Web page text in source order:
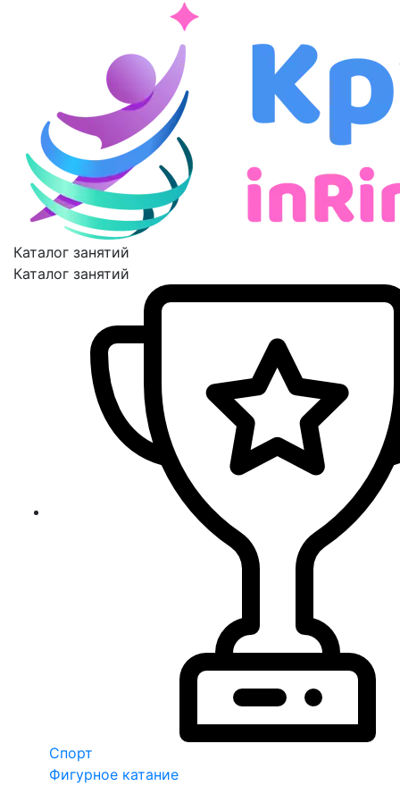
Каталог занятий
Каталог занятий
Спорт
Фигурное катание